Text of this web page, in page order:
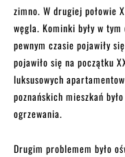
zimno. W drugiej połowie
węgla. Kominki były w
pewnym czasie pojawiły
pojawiło się na początku
luksusowych
poznańskich mieszkań
ogrzewania.
Drugim problemem było